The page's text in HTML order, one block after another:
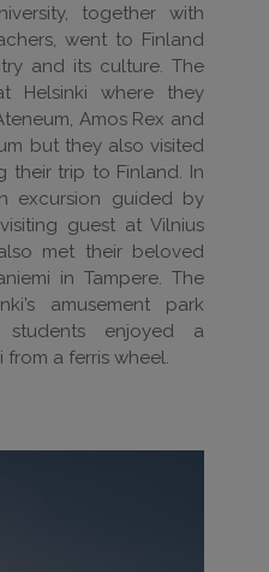
together with
went to Finland
and its culture. The
Helsinki where they
Amos Rex and
but they also visited
their trip to Finland. In
excursion guided by
guest at Vilnius
met their beloved
in Tampere. The
amusement park
students enjoyed a
from a ferris wheel.